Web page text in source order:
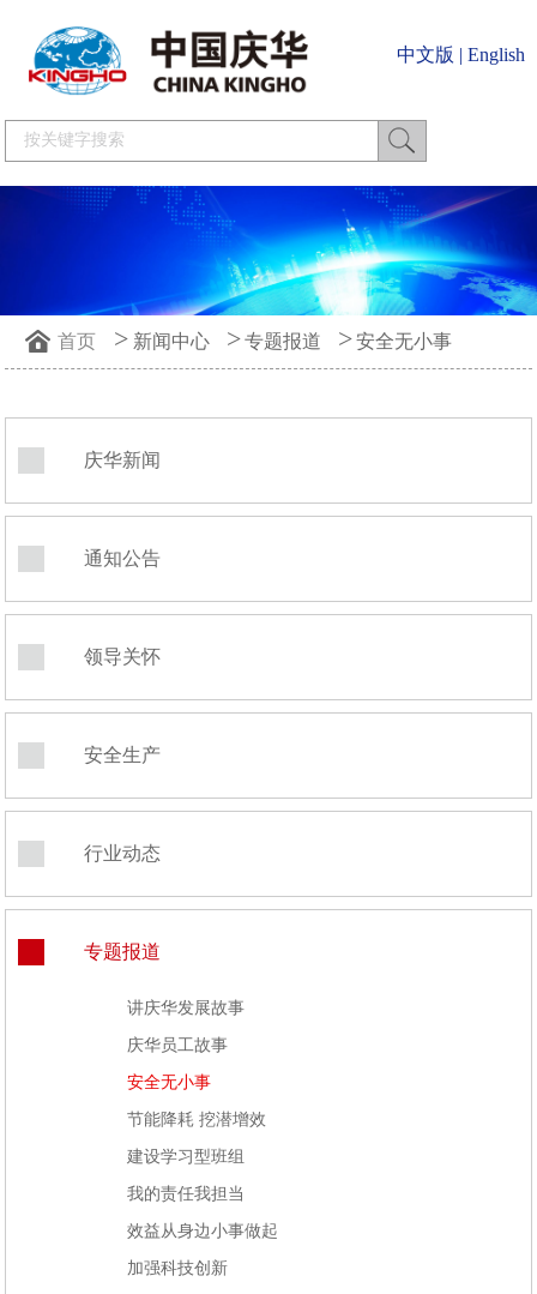
中文版 | English
首页 > 新闻中心 > 专题报道 > 安全无小事
庆华新闻
通知公告
领导关怀
安全生产
行业动态
专题报道
讲庆华发展故事
庆华员工故事
安全无小事
节能降耗 挖潜增效
建设学习型班组
我的责任我担当
效益从身边小事做起
加强科技创新